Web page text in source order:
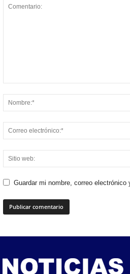
Guardar mi nombre, correo